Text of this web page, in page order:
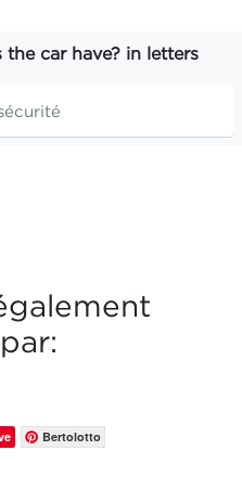
car have? in letters
Bertolotto